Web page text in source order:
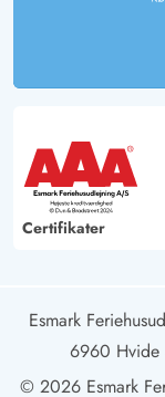
Certifikater
Esmark
6960 Hvide
© 2026 Esmark